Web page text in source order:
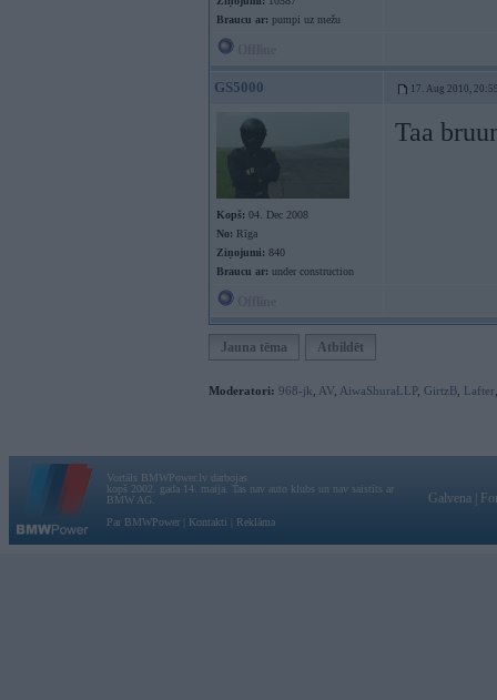
Braucu ar: pumpi uz mežu
GS5000 17. Aug 2010,
Kopš: 04. Dec 2008
No: Rīga
Ziņojumi: 840
Braucu ar: under construction
Taa
Jauna tēma Atbildēt
Moderatori: 968-jk AV AiwaShuraLLP, GirtzB Lafter
Vortāls BMWPower.lv darbojas
kopš 2002. gada 14. maija. Tas nav auto klubs un nav saistīts ar
BMW AG.
Par BMWPower
Kontakti Reklāma
Galvena